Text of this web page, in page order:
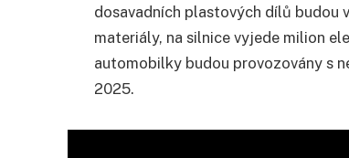
dosavadních plastových dílů budou
materiály, na silnice vyjede milion
automobilky budou provozovány s
2025.